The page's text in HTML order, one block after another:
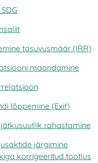
tasuvusmäär (IRR)
maandamine
lõppemine (Exit)
jätkusuutlik rahastamine
järgimine
korrigeeritud tootlus